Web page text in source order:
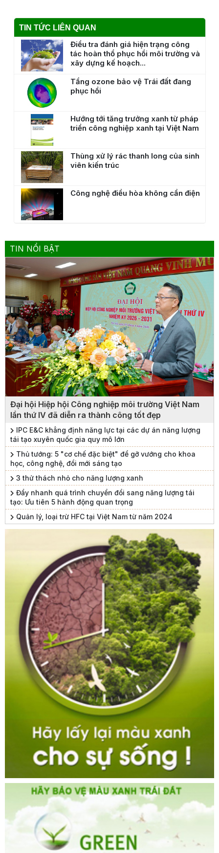
TIN TỨC LIÊN QUAN
Điều tra đánh giá hiện trạng công
tác hoàn thổ phục hồi môi trường và
xây dựng kế hoạch...
Tầng ozone bảo vệ Trái đất đang
phục hồi
Hướng tới tăng trưởng xanh từ pháp
triển công nghiệp xanh tại Việt Nam
Thùng xử lý rác thanh long của sinh
viên kiến trúc
Công nghệ điều hòa không cần điện
TIN NỔI BẬT
Đại hội Hiệp hội Công nghiệp môi trường Việt Nam
lần thứ IV đã diễn ra thành công tốt đẹp
IPC E&C khẳng định năng lực tại các dự án năng lượng
tái tạo xuyên quốc gia quy mô lớn
Thủ tướng: 5 "cơ chế đặc biệt" để gỡ vướng cho khoa
học, công nghệ, đổi mới sáng tạo
3 thử thách nhỏ cho năng lượng xanh
Đẩy nhanh quá trình chuyển đổi sang năng lượng tái
tạo: Ưu tiên 5 hành động quan trọng
Quản lý, loại trừ HFC tại Việt Nam từ năm 2024